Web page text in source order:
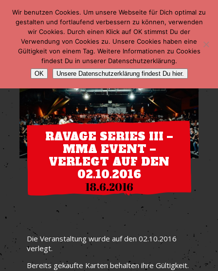
RAVAGE SERIES III –
MMA EVENT –
VERLEGT AUF DEN
02.10.2016
18.6.2016
Die Veranstaltung wurde auf den 02.10.2016
verlegt.
Bereits gekaufte Karten behalten ihre Gültigkeit.
Wir benutzen Cookies. Um unsere Webseite für Dich optimal zu
gestalten und fortlaufend verbessern zu können, verwenden
wir Cookies. Durch einen Klick auf OK stimmst Du der
Verwendung von Cookies zu. Unsere Cookies haben eine
Gültigkeit von einem Tag. Weitere Informationen zu Cookies
findest Du in unserer Datenschutzerklärung.
OK Unsere Datenschutzerklärung findest Du hier.